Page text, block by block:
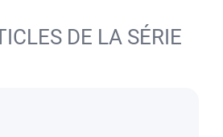
DE LA SÉRIE